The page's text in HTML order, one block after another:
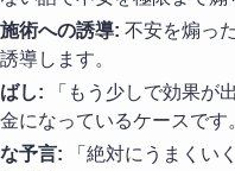
術への誘導: 不安を煽っ
導します。
し: 「もう少しで効果が
になっているケースです
予言: 「絶対にうまくい